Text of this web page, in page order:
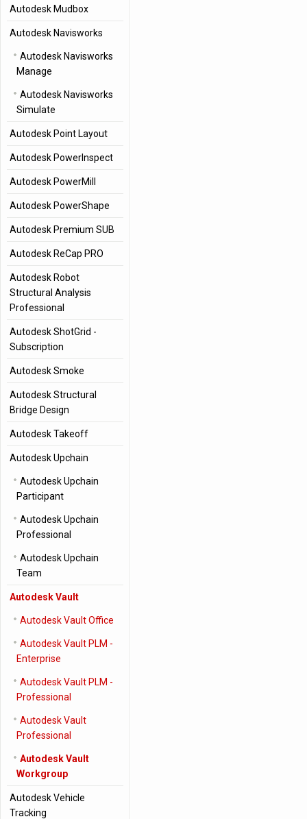
Autodesk Mudbox
Autodesk Navisworks
Autodesk Navisworks
Manage
Autodesk Navisworks
Simulate
Autodesk Point Layout
Autodesk PowerInspect
Autodesk PowerMill
Autodesk PowerShape
Autodesk Premium SUB
Autodesk ReCap PRO
Autodesk Robot
Structural Analysis
Professional
Autodesk ShotGrid -
Subscription
Autodesk Smoke
Autodesk Structural
Bridge Design
Autodesk Takeoff
Autodesk Upchain
Autodesk Upchain
Participant
Autodesk Upchain
Professional
Autodesk Upchain
Team
Autodesk Vault
Autodesk Vault Office
Autodesk Vault PLM -
Enterprise
Autodesk Vault PLM -
Professional
Autodesk Vault
Professional
Autodesk Vault
Workgroup
Autodesk Vehicle
Tracking